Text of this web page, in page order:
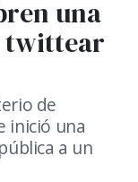
una
twittear
de
inició una
a un